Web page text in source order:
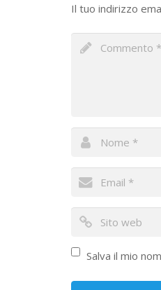
Il tuo indirizzo
Salva il mio